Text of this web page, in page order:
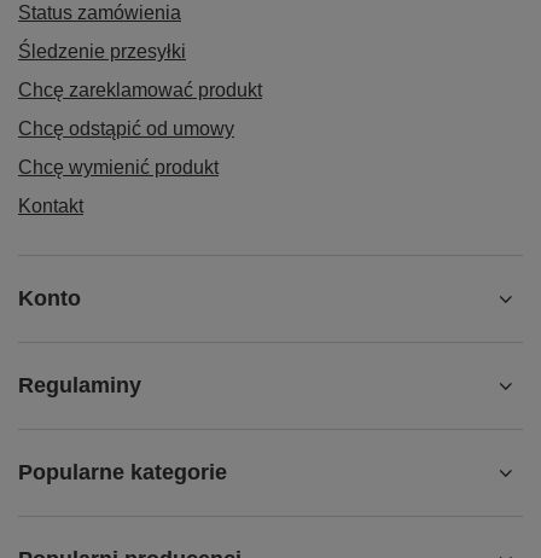
Status zamówienia
Śledzenie przesyłki
Chcę zareklamować produkt
Chcę odstąpić od umowy
Chcę wymienić produkt
Kontakt
Konto
Regulaminy
Popularne kategorie